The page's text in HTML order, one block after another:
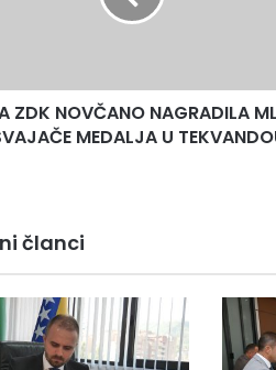
ZDK NOVČANO NAGRADILA
MEDALJA U
članci